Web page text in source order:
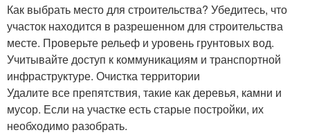
Как выбрать место для строительства? Убедитесь, что
участок находится в разрешенном для строительства
месте. Проверьте рельеф и уровень грунтовых вод.
Учитывайте доступ к коммуникациям и транспортной
инфраструктуре. Очистка территории
Удалите все препятствия, такие как деревья, камни и
мусор. Если на участке есть старые постройки, их
необходимо разобрать.